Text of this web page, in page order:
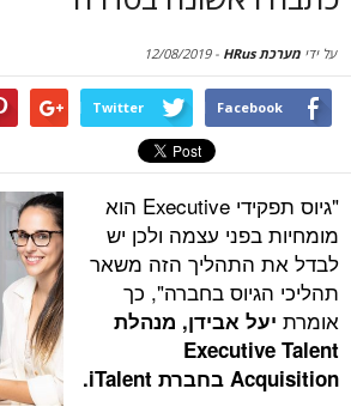
על ידי מערכת HRus -
12/08/2019
Facebook
Twitter
"גיוס תפקידי Executive הוא
מומחיות בפני עצמה ולכן יש
לבדל את התהליך הזה משאר
תהליכי הגיוס בחברה", כך
אומרת יעל אבידן, מנהלת
Executive Talent
Acquisition בחברת iTalent‎
.